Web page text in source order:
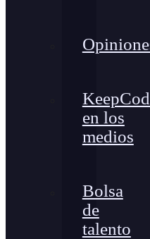
en los
medios
Bolsa
de
talento